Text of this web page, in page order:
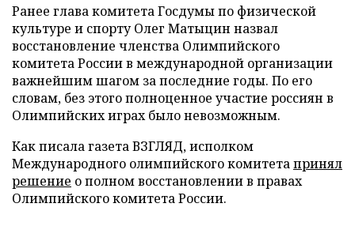
Ранее глава комитета Госдумы по физической
культуре и спорту Олег Матыцин назвал
восстановление членства Олимпийского
комитета России в международной организации
важнейшим шагом за последние годы. По его
словам, без этого полноценное участие россиян в
Олимпийских играх было невозможным.
Как писала газета ВЗГЛЯД, исполком
Международного олимпийского комитетапринял
решение о полном восстановлении в правах
Олимпийского комитета России.